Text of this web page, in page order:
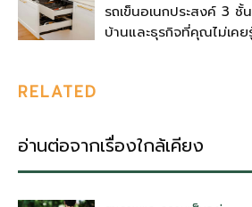
รถเข็นอเนกประสงค์ 3
บ้านและธุรกิจที่คุณไม่เคย
RELATED
อ่านต่อจากเรื่องใกล้เคียง